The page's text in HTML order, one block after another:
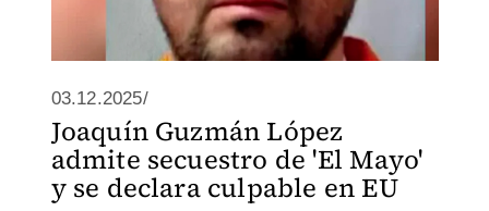
03.12.2025/
Joaquín Guzmán López
admite secuestro de 'El Mayo'
y se declara culpable en EU